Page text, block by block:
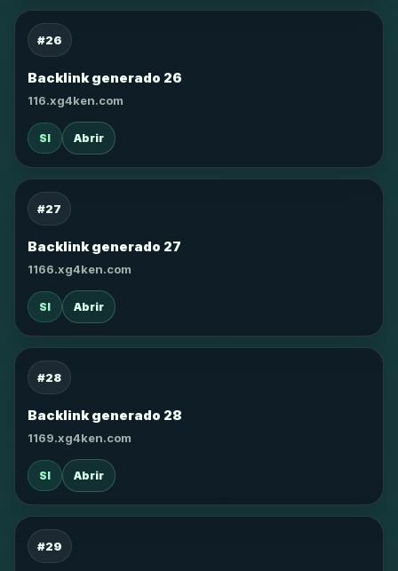
#26
Backlink generado 26
116.xg4ken.com
SI Abrir
#27
Backlink generado 27
1166.xg4ken.com
SI Abrir
#28
Backlink generado 28
1169.xg4ken.com
SI Abrir
#29